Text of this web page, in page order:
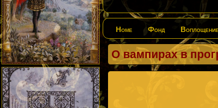
Home Фонд
О вампирах в